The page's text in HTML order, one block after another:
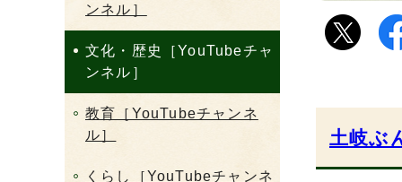
土岐ぶ
ンネル］
文化・歴史［YouTubeチャ
ンネル］
教育［YouTubeチャンネ
ル］
くらし［YouTubeチャンネ